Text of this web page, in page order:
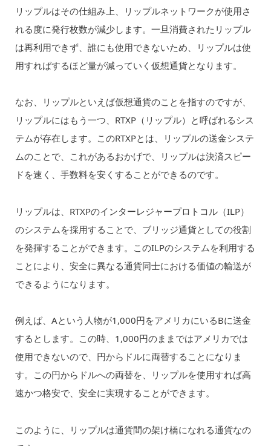
リップルはその仕組み上、リップルネットワークが使用さ
れる度に発行枚数が減少します。一旦消費されたリップル
は再利用できず、誰にも使用できないため、リップルは使
用すればするほど量が減っていく仮想通貨となります。
なお、リップルといえば仮想通貨のことを指すのですが、
リップルにはもう一つ、RTXP（リップル）と呼ばれるシス
テムが存在します。このRTXPとは、リップルの送金システ
ムのことで、これがあるおかげで、リップルは決済スピー
ドを速く、手数料を安くすることができるのです。
リップルは、RTXPのインターレジャープロトコル（ILP）
のシステムを採用することで、ブリッジ通貨としての役割
を発揮することができます。このILPのシステムを利用する
ことにより、安全に異なる通貨同士における価値の輸送が
できるようになります。
例えば、Aという人物が1,000円をアメリカにいるBに送金
するとします。この時、1,000円のままではアメリカでは
使用できないので、円からドルに両替することになりま
す。この円からドルへの両替を、リップルを使用すれば高
速かつ格安で、安全に実現することができます。
このように、リップルは通貨間の架け橋になれる通貨なの